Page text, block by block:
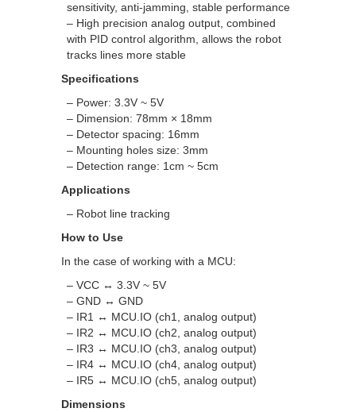
sensitivity, anti-jamming, stable performance
– High precision analog output, combined
with PID control algorithm, allows the robot
tracks lines more stable
Specifications
– Power: 3.3V ~ 5V
– Dimension: 78mm × 18mm
– Detector spacing: 16mm
– Mounting holes size: 3mm
– Detection range: 1cm ~ 5cm
Applications
– Robot line tracking
How to Use
In the case of working with a MCU:
– VCC ↔ 3.3V ~ 5V
– GND ↔ GND
– IR1 ↔ MCU.IO (ch1, analog output)
– IR2 ↔ MCU.IO (ch2, analog output)
– IR3 ↔ MCU.IO (ch3, analog output)
– IR4 ↔ MCU.IO (ch4, analog output)
– IR5 ↔ MCU.IO (ch5, analog output)
Dimensions